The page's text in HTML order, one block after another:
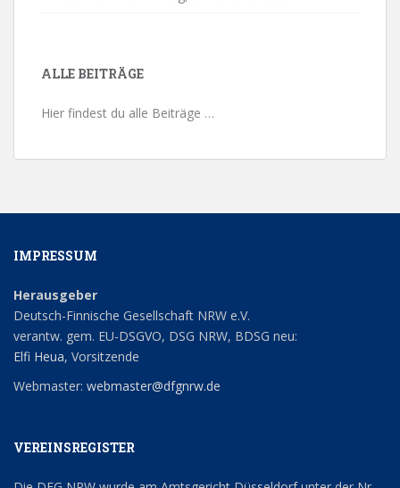
ALLE BEITRÄGE
Hier findest du alle Beiträge …
IMPRESSUM
Herausgeber
Deutsch-Finnische Gesellschaft NRW e.V.
verantw. gem. EU-DSGVO, DSG NRW, BDSG neu:
Elfi Heua, Vorsitzende
Webmaster: webmaster@dfgnrw.de
VEREINSREGISTER